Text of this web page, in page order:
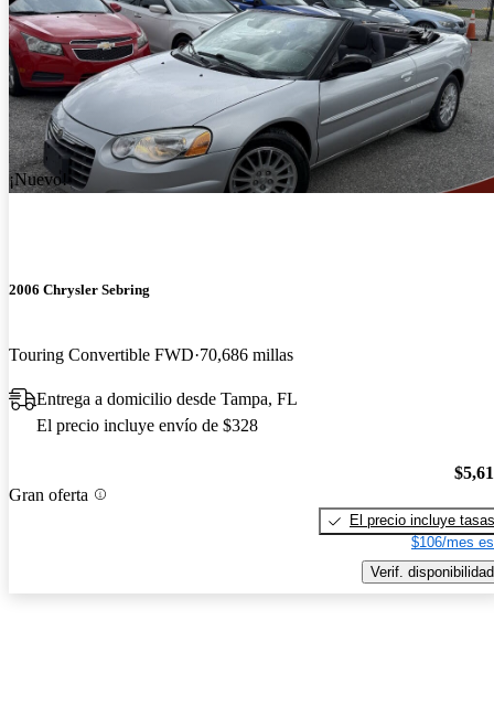
¡Nuevo!
2006 Chrysler Sebring
Touring Convertible FWD 70,686 millas
Entrega a domicilio desde Tampa, FL
El precio incluye envío de $328
Gran oferta
El precio incluye tasas
$106/mes
Verif. disponibilidad